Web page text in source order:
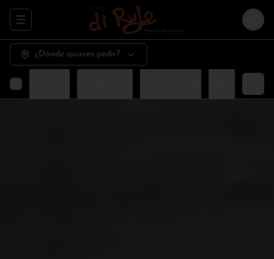
Abrir menu de navegación
¿Dónde quieres pedir?